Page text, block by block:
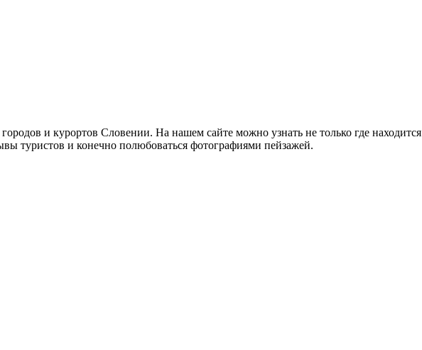
и курортов Словении. На нашем сайте можно узнать не только где находится
туристов и конечно полюбоваться фотографиями пейзажей.